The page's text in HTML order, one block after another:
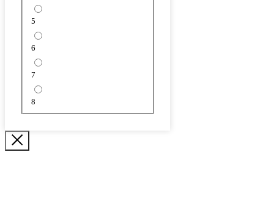
5
6
7
8